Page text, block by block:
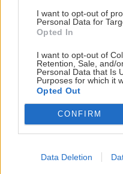
I want to opt-out of
Personal Data for
Opted In
I want to opt-out of
Retention, Sale, and/
Personal Data that Is
Purposes for which it
Opted Out
CONFIRM
Data Deletion
φέρνει εκρηκτική
Ναύπλιο: 7ο
Αντάμωμα Ελλάδας
Μπούρτζι
ΠΕΡΙΣΣΟΤΕΡΑ
Οδυσσέας και ο
GOSSIP -
μακαρόνια